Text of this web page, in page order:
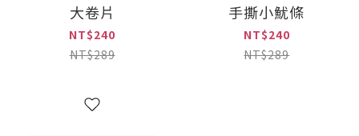
大卷片
NT$240
NT$289
手撕小魷條
NT$240
NT$289